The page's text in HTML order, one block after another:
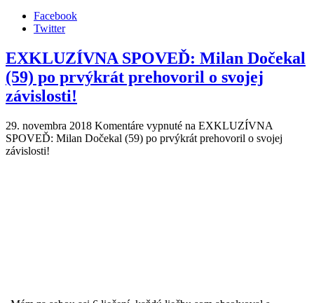
Facebook
Twitter
EXKLUZÍVNA SPOVEĎ: Milan Dočekal
(59) po prvýkrát prehovoril o svojej
závislosti!
29. novembra 2018 Komentáre vypnuté na EXKLUZÍVNA
SPOVEĎ: Milan Dočekal (59) po prvýkrát prehovoril o svojej
závislosti!